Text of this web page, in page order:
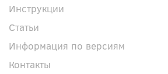
Инструкции
Статьи
Информация по версиям
Контакты